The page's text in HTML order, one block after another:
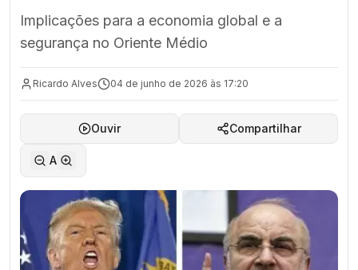
Implicações para a economia global e a
segurança no Oriente Médio
Ricardo Alves 04 de junho de 2026 às 17:20
Ouvir Compartilhar
A